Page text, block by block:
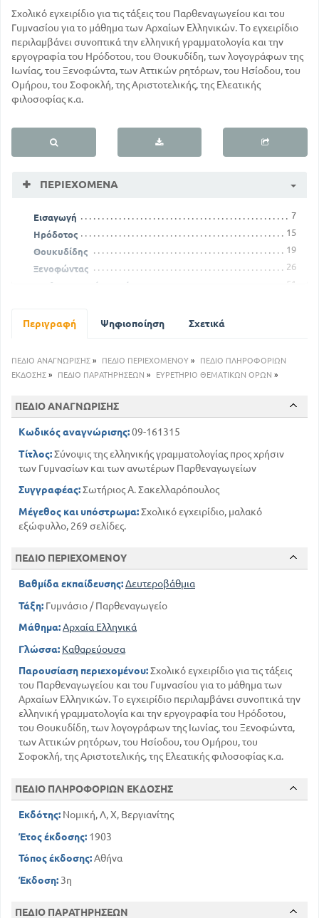
Σχολικό εγχειρίδιο για τις τάξεις του Παρθεναγωγείου και του
Γυμνασίου για το μάθημα των Αρχαίων Ελληνικών. Το εγχειρίδιο
περιλαμβάνει συνοπτικά την ελληνική γραμματολογία και την
εργογραφία του Ηρόδοτου, του Θουκυδίδη, των λογογράφων της
Ιωνίας, του Ξενοφώντα, των Αττικών ρητόρων, του Ησίοδου, του
Ομήρου, του Σοφοκλή, της Αριστοτελικής, της Ελεατικής
φιλοσοφίας κ.α.
ΠΕΡΙΕΧΌΜΕΝΑ
Εισαγωγή
7
Ηρόδοτος
15
Θουκυδίδης
19
Ξενοφώντας
26
Εκκλησιαστική ιστορία
51
Χριστιανική ρητορεία
Σόλων
Αισχύλος
181
189
Ευριπίδης
Αρχαία κωμωδία
216
Φιλοσοφία
Παράρτημα
Περιγραφή Ψηφιοποίηση Σχετικά
ΠΕΔΙΟ ΑΝΑΓΝΩΡΙΣΗΣ » ΠΕΔΙΟ ΠΕΡΙΕΧΟΜΕΝΟΥ »
ΠΕΔΙΟ ΠΛΗΡΟΦΟΡΙΩΝ
ΕΚΔΟΣΗΣ » ΠΕΔΙΟ ΠΑΡΑΤΗΡΗΣΕΩΝ » ΕΥΡΕΤΗΡΙΟ ΘΕΜΑΤΙΚΩΝ ΟΡΩΝ »
ΠΕΔΙΟ ΑΝΑΓΝΩΡΙΣΗΣ
Κωδικός αναγνώρισης:09-161315
Τίτλος:Σύνοψις της ελληνικής γραμματολογίας προς χρήσιν
των Γυμνασίων και των ανωτέρων Παρθεναγωγείων
Συγγραφέας:Σωτήριος Α. Σακελλαρόπουλος
Μέγεθος και υπόστρωμα:Σχολικό εγχειρίδιο, μαλακό
εξώφυλλο, 269 σελίδες.
ΠΕΔΙΟ ΠΕΡΙΕΧΟΜΕΝΟΥ
Βαθμίδα εκπαίδευσης:Δευτεροβάθμια
Τάξη: Γυμνάσιο / Παρθεναγωγείο
Μάθημα:Αρχαία Ελληνικά
Γλώσσα: Καθαρεύουσα
Παρουσίαση περιεχομένου:Σχολικό εγχειρίδιο για τις τάξεις
του Παρθεναγωγείου και του Γυμνασίου για το μάθημα των
Αρχαίων Ελληνικών. Το εγχειρίδιο περιλαμβάνει συνοπτικά την
ελληνική γραμματολογία και την εργογραφία του Ηρόδοτου,
του Θουκυδίδη, των λογογράφων της Ιωνίας, του Ξενοφώντα,
των Αττικών ρητόρων, του Ησίοδου, του Ομήρου, του
Σοφοκλή, της Αριστοτελικής, της Ελεατικής φιλοσοφίας κ.α.
ΠΕΔΙΟ ΠΛΗΡΟΦΟΡΙΩΝ ΕΚΔΟΣΗΣ
Εκδότης: Νομική, Λ, Χ, Βεργιανίτης
Έτος έκδοσης: 1903
Τόπος έκδοσης:Αθήνα
Έκδοση: 3η
ΠΕΔΙΟ ΠΑΡΑΤΗΡΗΣΕΩΝ